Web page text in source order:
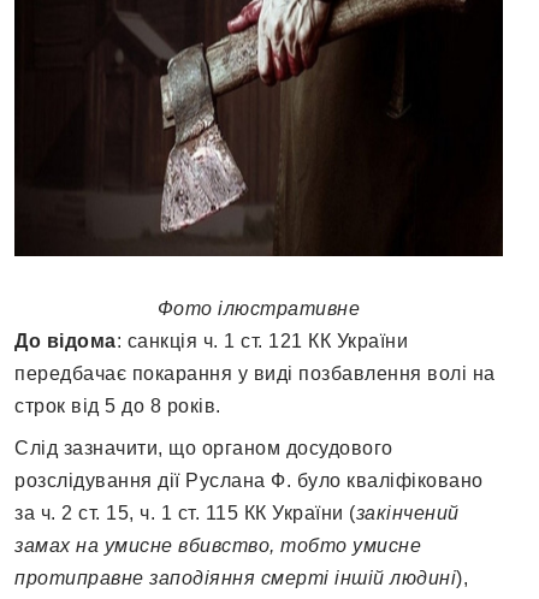
Фото ілюстративне
До відома: санкція ч. 1 ст. 121 КК України
передбачає покарання у виді позбавлення волі на
строк від 5 до 8 років.
Слід зазначити, що органом досудового
розслідування дії Руслана Ф. було кваліфіковано
за ч. 2 ст. 15, ч. 1 ст. 115 КК України (закінчений
замах на умисне вбивство, тобто умисне
протиправне заподіяння смерті іншій людині),